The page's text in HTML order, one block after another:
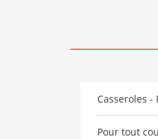
Casseroles -
Pour tout